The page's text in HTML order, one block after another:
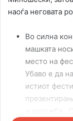
наоѓа неговата
Во силна
машката
место на
Убаво е да
истиот